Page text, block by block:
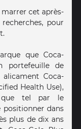
cet après-
pour
que Coca-
portefeuille de
Coca-
Health Use),
tel par le
positionner dans
plus de dix ans